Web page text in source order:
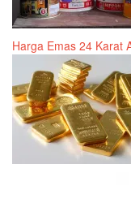
Harga Emas 24 Karat